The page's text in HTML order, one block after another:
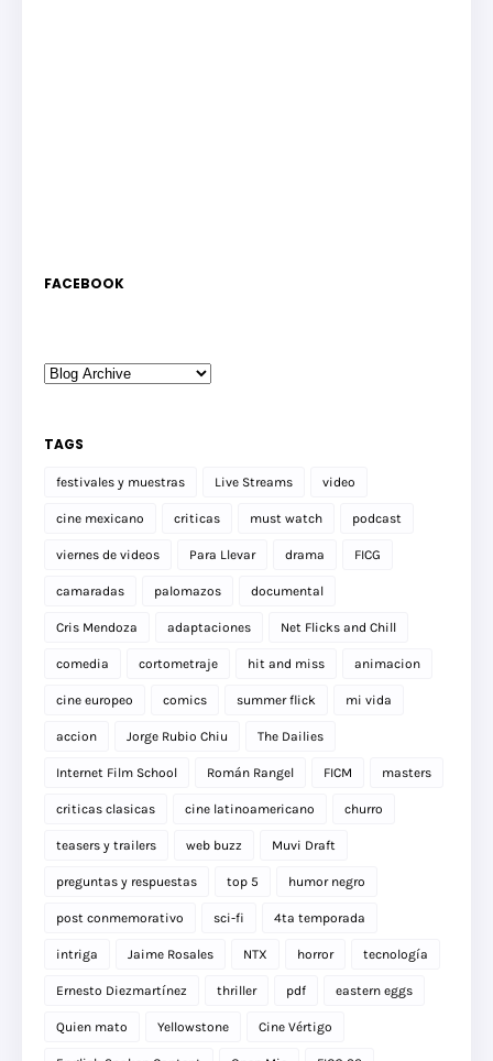
FACEBOOK
TAGS
festivales y muestras Live Streams video
cine mexicano criticas must watch podcast
viernes de videos Para Llevar drama FICG
camaradas palomazos documental
Cris Mendoza adaptaciones Net Flicks and Chill
comedia cortometraje hit and miss animacion
cine europeo comics summer flick mi vida
accion Jorge Rubio Chiu The Dailies
Internet Film School Román Rangel FICM masters
criticas clasicas cine latinoamericano churro
teasers y trailers web buzz Muvi Draft
preguntas y respuestas top 5 humor negro
post conmemorativo sci-fi 4ta temporada
intriga Jaime Rosales NTX horror tecnología
Ernesto Diezmartínez thriller pdf eastern eggs
Quien mato Yellowstone Cine Vértigo